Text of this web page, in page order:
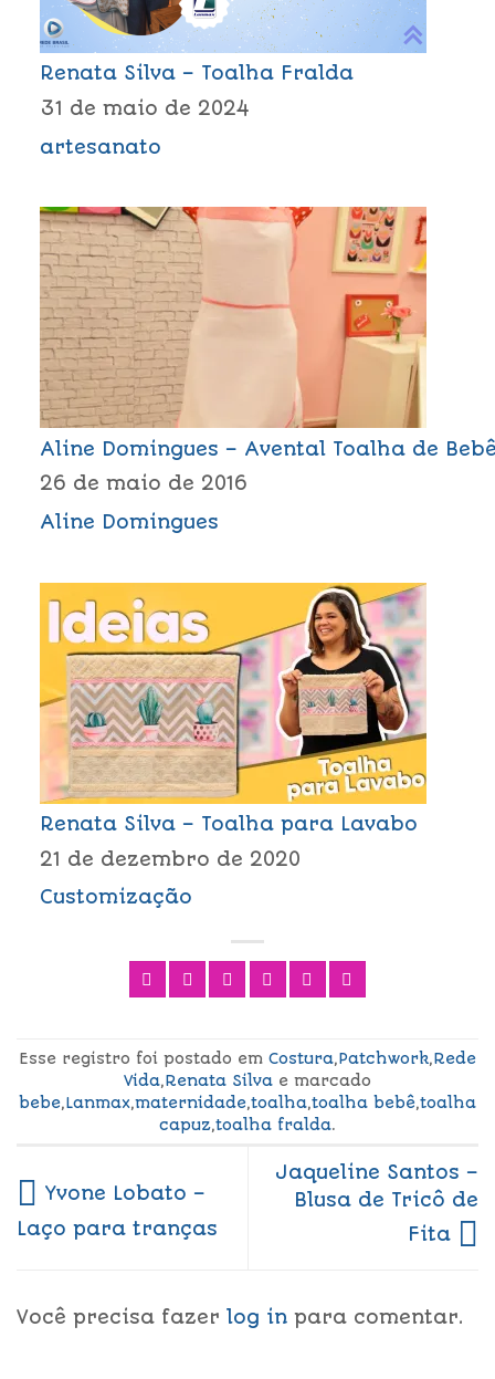
Renata Silva – Toalha Fralda
31 de maio de 2024
artesanato
Aline Domingues – Avental Toalha de
26 de maio de 2016
Aline Domingues
Renata Silva – Toalha para Lavabo
21 de dezembro de 2020
Customização
Esse registro foi postado em Costura,Patchwork,Rede
Vida,Renata Silva e marcado
bebe,Lanmax,maternidade,toalha,toalha bebê,toalha
capuz,toalha fralda.
Yvone Lobato –
Laço para tranças
Jaqueline Santos –
Blusa de Tricô de
Fita
Você precisa fazer log in para comentar.